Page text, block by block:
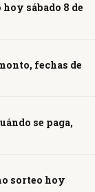
sábado 8 de
fechas de
se paga,
sorteo hoy